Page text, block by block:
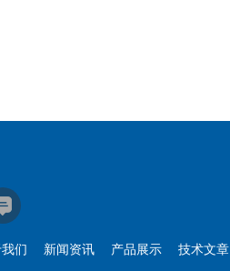
们 新闻资讯 产品展示 技术文章